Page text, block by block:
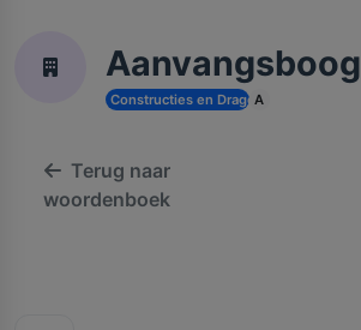
Aanvangsboog
Constructies en Dragende Structuren
A
Terug naar
woordenboek